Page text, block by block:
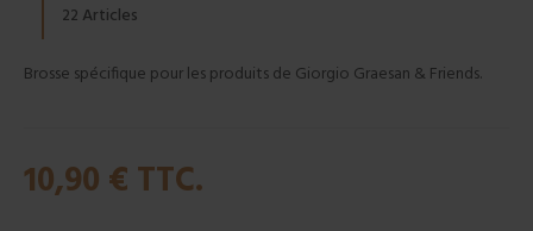
22 Articles
Brosse spécifique pour les produits de Giorgio Graesan & Friends.
10,90 € TTC.